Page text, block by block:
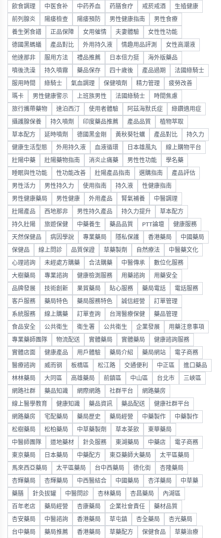
飲食調理 中医食补 中药养血 药膳食疗 戒菸戒酒 生殖健康
前列腺炎 陽痿檢查 陽痿預防 男性健康指南 男性食療
養生粥食譜 正品保障 女用催情 夫妻體驗 女性性功能
德國黑螞蟻 產品對比 外用持久液 情趣用品評測 女性高潮液
他達那非 服用方法 禮品推薦 日本倍力挺 海外版藥品
噴後洗澡 持久噴霧 藥品保存 四十歲後 產品過期 法國綠騎士
服用時間 綠騎士 氣血調理 保健噴劑 精力管理 疲勞改善
瑪卡 男性健康警示 上班族男性 法國綠騎士 時間焦慮
旅行攜帶藥物 達泊西汀 使用者體驗 阿茲海默氏症 綠鑽適用症
攝護腺保養 持久噴劑 印度藥品推薦 產品品質 植物萃取
草本配方 延時噴劑 德國黑金剛 黃秋葵牡蠣 產品對比 持久力
健康生活型態 外用持久液 血液循環 日本雄風丸 線上購物平台
壯陽中藥 壯陽藥物指南 消炎止痛藥 男性性功能 學名藥
睡眠與性功能 性功能改善 壯陽產品指南 選購指南 產品評估
男性活力 男性持久力 使用指南 持久液 性健康指南
男性健康藥局 男性健康 外用產品 腎氣補養 中醫調理
壯陽產品 西地那非 男性持久產品 持久力提升 草本配方
持久壯陽 旅遊保健 中藥養生 藥品品質 PTT論壇 健康服務
天然保健品 病因學說 專業藥局 隱私保護 香港藥局 中國藥局
保健品 線上問診 品質保證 草藥製劑 自然療法 中醫藥文化
心理諮詢 未經處方購藥 合法購藥 中醫傳承 數位化服務
大樹藥局 專業諮詢 健康檢測服務 用藥諮詢 用藥安全
品牌發展 技術創新 果貿藥局 貼心服務 藥局電話 電話服務
客戶服務 藥局特色 藥局服務特色 誠信經營 訂單管理
系統服務 線上購藥 訂單查詢 台灣醫療保健 藥品管理
食品安全 公共衛生 衛生署 公共衛生 企業發展 用藥注意事項
專業藥師團隊 物流配送 實體藥局 實體藥局 健康諮詢服務
實體店面 健康產品 用戶體驗 藥局介紹 藥局網站 電子商務
醫療諮詢 威而钢 板橋區 松江路 交通便利 中正區 進口藥品
林林藥局 大同區 高雄藥局 前鎮區 中山區 台北市 三峽區
網路社群 藥品知識 網際網路 社群平台 網路藥房
線上醫學教育 健康知識 藥品資訊 藥品配送 健康社群平台
網路藥房 宅配藥局 藥局歷史 藥局經營 中藥製作 中藥製作
松樹藥局 松柏藥局 中草藥製劑 草本茶飲 東華藥局
中醫師團隊 道地藥材 針灸服務 東湖藥局 中藥店 電子商務
東京藥局 日本藥局 中藥配方 東亞藥師大藥局 太平區藥局
馬來西亞藥局 太平區藥局 台中西藥局 德化街 杏隆藥局
杏輝藥局 杏輝藥局 中西醫結合 中國藥局 杏洋藥局 中草藥
藥膳 針灸拔罐 中醫問診 杏林藥局 杏昌藥局 內湖區
百年老店 藥局經營 杏康藥局 企業社會責任 藥材品質
杏安藥局 中醫諮詢 香港藥局 草屯鎮 杏全藥局 杏光藥局
台中藥局 藥局推薦 香港藥局 草藥配方 保健食品 草藥治療